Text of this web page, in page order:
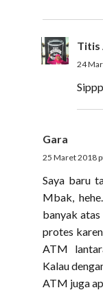
Titis
24
Sippp
Gara
25 Maret 2018
Saya baru
Mbak,
banyak
protes
ATM
Kalau
ATM juga